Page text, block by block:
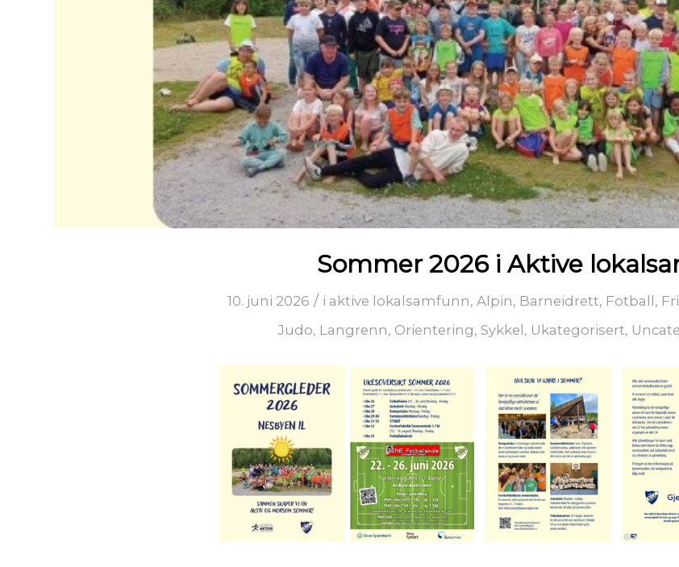
Sommer 2026 i Aktive
10. juni 2026 / i aktive lokalsamfunn, Alpin, Barneidrett, Fotball ,
Judo, Langrenn, Orientering, Sykkel , Ukategorisert,